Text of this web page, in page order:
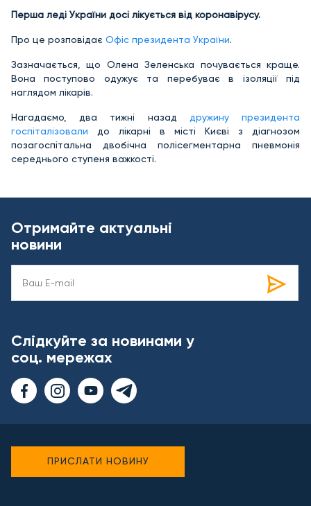
Перша леді України досі лікується від коронавірусу.
Про це розповідає Офіс президента України.
Зазначається, що Олена Зеленська почувається краще.
Вона поступово одужує та перебуває в ізоляції під
наглядом лікарів.
Нагадаємо, два тижні назад дружину президента
госпіталізовали до лікарні в місті Києві з діагнозом
позагоспітальна двобічна полісегментарна пневмонія
середнього ступеня важкості.
Отримайте актуальні
новини
Слідкуйте за новинами у
соц. мережах
ПРИСЛАТИ НОВИНУ